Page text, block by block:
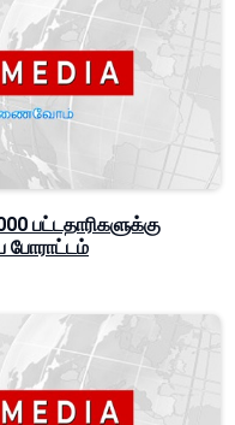
பட்டதாரிகளுக்கு
போராட்டம்